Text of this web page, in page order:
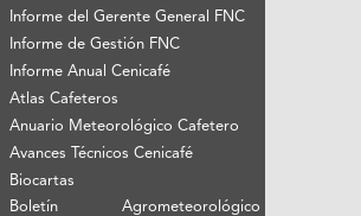
Informe del Gerente General FNC
Informe de Gestión FNC
Informe Anual Cenicafé
Atlas Cafeteros
Anuario Meteorológico Cafetero
Avances Técnicos Cenicafé
Biocartas
Boletín Agrometeorológico